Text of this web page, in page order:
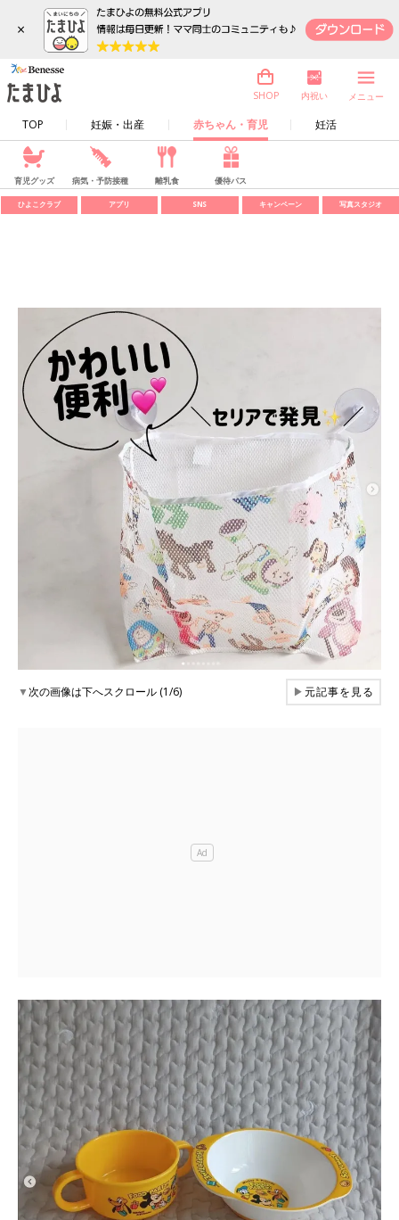
×
TOP 妊娠・出産 赤ちゃん・育児 妊活
SHOP 内祝い メニュー
育児グッズ 病気・予防接種 離乳食 優待パス
ひよこクラブ アプリ SNS キャンペーン 写真スタジオ
▼次の画像は下へスクロール (1/6) ▶元記事を見る